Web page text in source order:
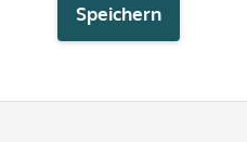
Speichern